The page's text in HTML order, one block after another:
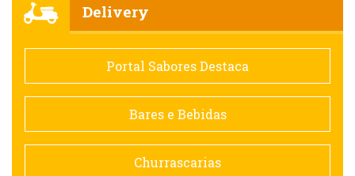
Comida saudável
Contemporânea
Doceria
Delivery
Portal Sabores Destaca
Bares e Bebidas
Churrascarias